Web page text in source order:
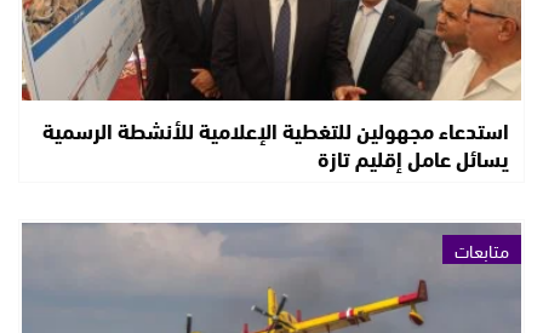
استدعاء مجهولين للتغطية الإعلامية للأنشطة الرسمية
يسائل عامل إقليم تازة
متابعات